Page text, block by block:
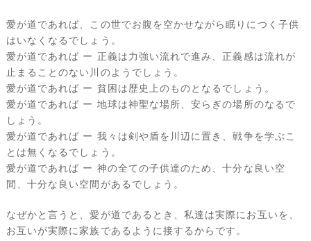
愛が道であれば、この世でお腹を空かせながら眠りにつく子供
はいなくなるでしょう。
愛が道であれば ー 正義は力強い流れで進み、正義感は流れが
止まることのない川のようでしょう。
愛が道であれば ー 貧困は歴史上のものとなるでしょう。
愛が道であれば ー 地球は神聖な場所、安らぎの場所のなるで
しょう。
愛が道であれば ー 我々は剣や盾を川辺に置き、戦争を学ぶこ
とは無くなるでしょう。
愛が道であれば ー 神の全ての子供達のため、十分な良い空
間、十分な良い空間があるでしょう。
なぜかと言うと、愛が道であるとき、私達は実際にお互いを、
お互いが実際に家族であるように接するからです。